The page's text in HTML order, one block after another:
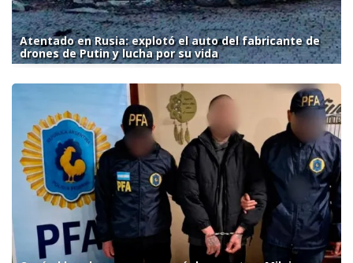
Atentado en Rusia: explotó el auto del fabricante de
drones de Putin y lucha por su vida